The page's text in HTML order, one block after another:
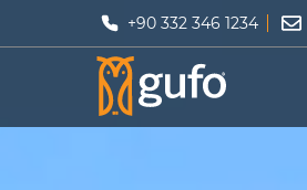
+90 332 346 1234